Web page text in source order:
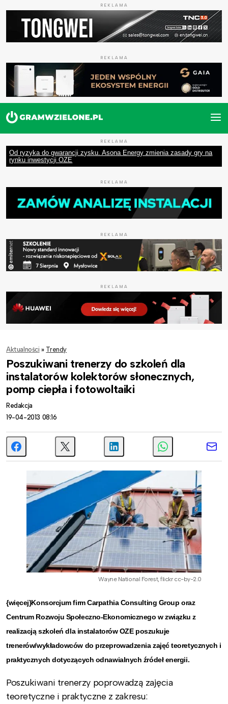
REKLAMA
REKLAMA
REKLAMA
Od ryzyka do gwarancji zysku. Asona Energy zmienia zasady gry na
rynku inwestycji OZE
REKLAMA
REKLAMA
REKLAMA
Aktualności » Trendy
Poszukiwani trenerzy do szkoleń dla
instalatorów kolektorów słonecznych,
pomp ciepła i fotowoltaiki
Redakcja
19-04-2013 08:16
Wayne National Forest, flickr cc-by-2.0
{więcej}Konsorcjum firm Carpathia Consulting Group oraz
Centrum Rozwoju Społeczno-Ekonomicznego w związku z
realizacją szkoleń dla instalatorów OZE poszukuje
trenerów/wykładowców do przeprowadzenia zajęć teoretycznych i
praktycznych dotyczących odnawialnych źródeł energii.
Poszukiwani trenerzy poprowadzą zajęcia
teoretyczne i praktyczne z zakresu: